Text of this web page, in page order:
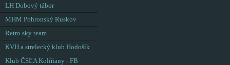
LH Dobový tábor
MHM Pohronský Ruskov
Retro sky team
KVH a strelecký klub Hodošík
Klub ČSĽA Kolíňany - FB